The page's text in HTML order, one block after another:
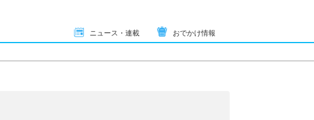
ニュース・連載 おでかけ情報